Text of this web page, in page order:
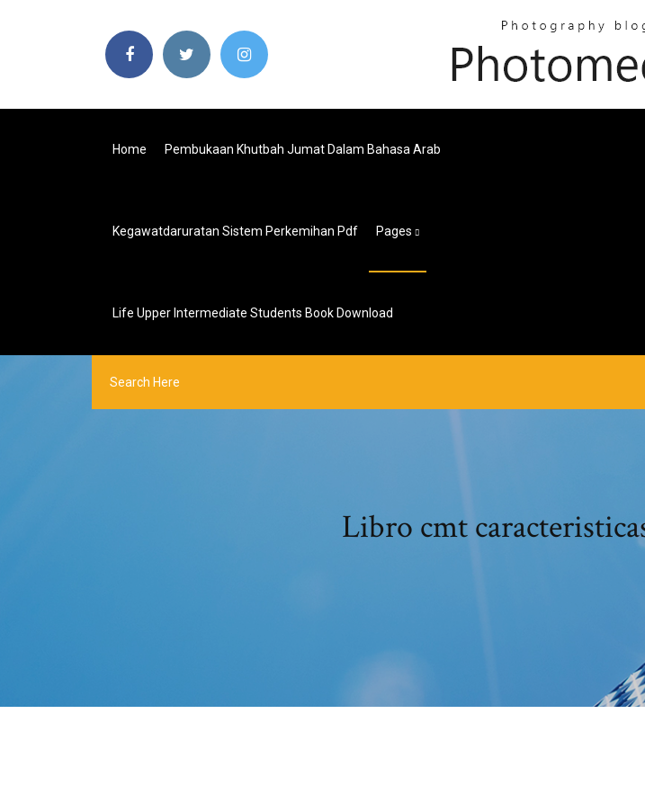
Home Pembukaan Khutbah Jumat Dalam Bahasa Arab
Kegawatdaruratan Sistem Perkemihan Pdf Pages
Life Upper Intermediate Students Book Download
Libro cmt